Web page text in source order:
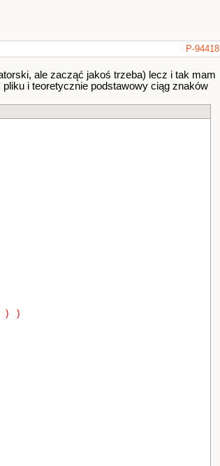
P-94418
ale zacząć jakoś trzeba) lecz i tak mam
i teoretycznie podstawowy ciąg znaków
)
)